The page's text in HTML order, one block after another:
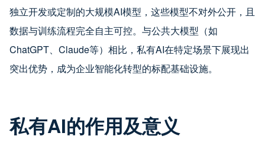
独立开发或定制的大规模AI模型，这些模型不对外公开，且
数据与训练流程完全自主可控。与公共大模型（如
ChatGPT、Claude等）相比，私有AI在特定场景下展现出
突出优势，成为企业智能化转型的标配基础设施。
私有AI的作用及意义